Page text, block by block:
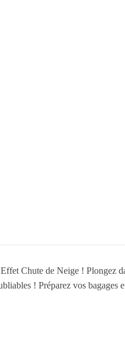
Chute de Neige ! Plongez
! Préparez vos bagages